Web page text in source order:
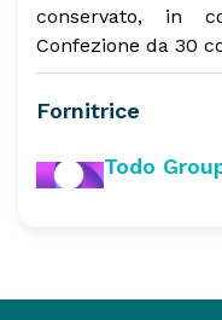
conservato, in
Confezione da 30
Fornitrice
Todo